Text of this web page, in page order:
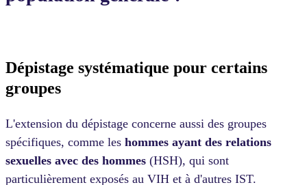
Dépistage systématique pour certains
groupes
L'extension du dépistage concerne aussi des groupes
spécifiques, comme les hommes ayant des relations
sexuelles avec des hommes (HSH), qui sont
particulièrement exposés au VIH et à d'autres IST.